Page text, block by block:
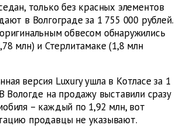
только без красных элементов
в Волгограде за 1 755 000 рублей.
обвесом обнаружились
млн) и Стерлитамаке (1,8 млн
версия Luxury ушла в Котласе за 1
Вологде на продажу выставили сразу
– каждый по 1,92 млн, вот
продавцы не указывают.